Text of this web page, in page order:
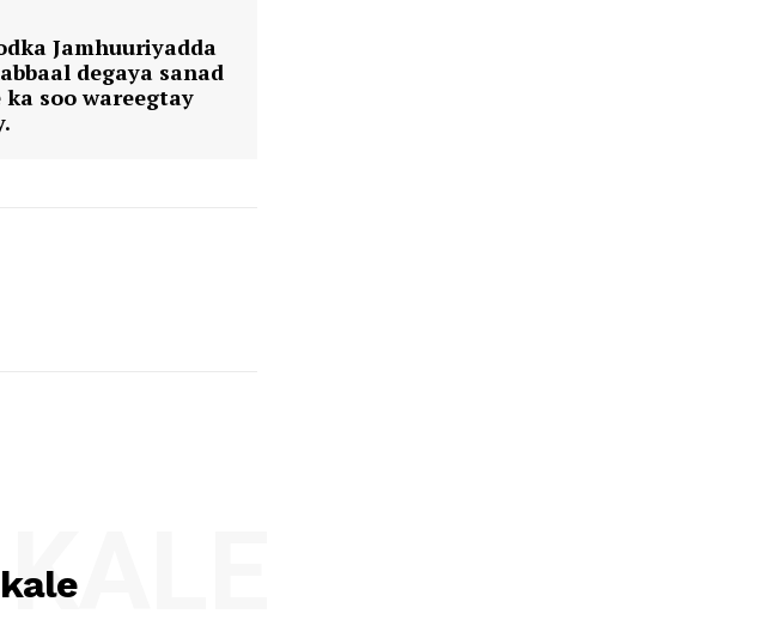
Jamhuuriyadda
degaya sanad
soo wareegtay